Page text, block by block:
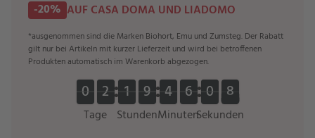
-20% AUF CASA DOMA UND LIADOMO
*ausgenommen sind die Marken Biohort, Emu und Zumsteg. Der Rabatt
gilt nur bei Artikeln mit kurzer Lieferzeit und wird bei betroffenen
Produkten automatisch im Warenkorb abgezogen.
Tage
0
0
0
0 2
2
2
2
Stunden
1
1
1
1 9
9
9
9
Minuten
4
4
4
4 6
6
6
6
Sekunden
0
0
0
0 7
8
8
7